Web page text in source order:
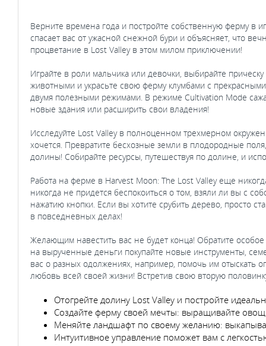
Верните времена года и постройте собственную ферму в
спасает вас от ужасной снежной бури и объясняет, что
процветание в Lost Valley в этом милом приключении!
Играйте в роли мальчика или девочки, выбирайте
животными и украсьте свою ферму клумбами с
двумя полезными режимами. В режиме Cultivation Mode
новые здания или расширить свои владения!
Исследуйте Lost Valley в полноценном трехмерном
хочется. Превратите бесхозные земли в плодородные
долины! Собирайте ресурсы, путешествуя по долине, и
Работа на ферме в Harvest Moon: The Lost Valley еще
никогда не придется беспокоиться о том, взяли ли вы с
нажатию кнопки. Если вы хотите срубить дерево, просто
в повседневных делах!
Желающим навестить вас не будет конца! Обратите
на вырученные деньги покупайте новые инструменты,
вас о разных одолжениях, например, помочь им отыскать
любовь всей своей жизни! Встретив свою вторую
Отогрейте долину Lost Valley и постройте
Создайте ферму своей мечты: выращивайте
Меняйте ландшафт по своему желанию:
Интуитивное управление поможет вам с